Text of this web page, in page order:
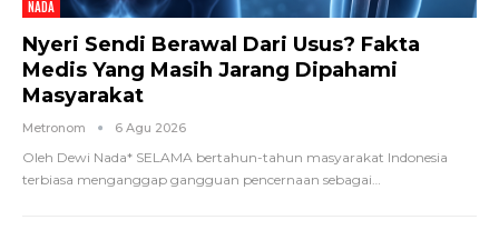
NADA
Nyeri Sendi Berawal Dari Usus? Fakta
Medis Yang Masih Jarang Dipahami
Masyarakat
Metronom 6 Agu 2026
Oleh Dewi Nada* SELAMA bertahun-tahun masyarakat Indonesia
terbiasa menganggap gangguan pencernaan sebagai